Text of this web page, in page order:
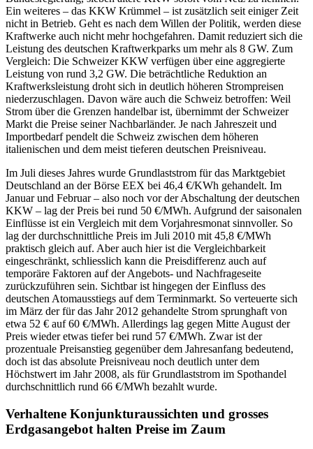
Ein weiteres – das KKW Krümmel – ist zusätzlich seit einiger Zeit
nicht in Betrieb. Geht es nach dem Willen der Politik, werden diese
Kraftwerke auch nicht mehr hochgefahren. Damit reduziert sich die
Leistung des deutschen Kraftwerkparks um mehr als 8 GW. Zum
Vergleich: Die Schweizer KKW verfügen über eine aggregierte
Leistung von rund 3,2 GW. Die beträchtliche Reduktion an
Kraftwerksleistung droht sich in deutlich höheren Strompreisen
niederzuschlagen. Davon wäre auch die Schweiz betroffen: Weil
Strom über die Grenzen handelbar ist, übernimmt der Schweizer
Markt die Preise seiner Nachbarländer. Je nach Jahreszeit und
Importbedarf pendelt die Schweiz zwischen dem höheren
italienischen und dem meist tieferen deutschen Preisniveau.
Im Juli dieses Jahres wurde Grundlaststrom für das Marktgebiet
Deutschland an der Börse EEX bei 46,4 €/KWh gehandelt. Im
Januar und Februar – also noch vor der Abschaltung der deutschen
KKW – lag der Preis bei rund 50 €/MWh. Aufgrund der saisonalen
Einflüsse ist ein Vergleich mit dem Vorjahresmonat sinnvoller. So
lag der durchschnittliche Preis im Juli 2010 mit 45,8 €/MWh
praktisch gleich auf. Aber auch hier ist die Vergleichbarkeit
eingeschränkt, schliesslich kann die Preisdifferenz auch auf
temporäre Faktoren auf der Angebots- und Nachfrageseite
zurückzuführen sein. Sichtbar ist hingegen der Einfluss des
deutschen Atomausstiegs auf dem Terminmarkt. So verteuerte sich
im März der für das Jahr 2012 gehandelte Strom sprunghaft von
etwa 52 € auf 60 €/MWh. Allerdings lag gegen Mitte August der
Preis wieder etwas tiefer bei rund 57 €/MWh. Zwar ist der
prozentuale Preisanstieg gegenüber dem Jahresanfang bedeutend,
doch ist das absolute Preisniveau noch deutlich unter dem
Höchstwert im Jahr 2008, als für Grundlaststrom im Spothandel
durchschnittlich rund 66 €/MWh bezahlt wurde.
Verhaltene Konjunkturaussichten und grosses
Erdgasangebot halten Preise im Zaum